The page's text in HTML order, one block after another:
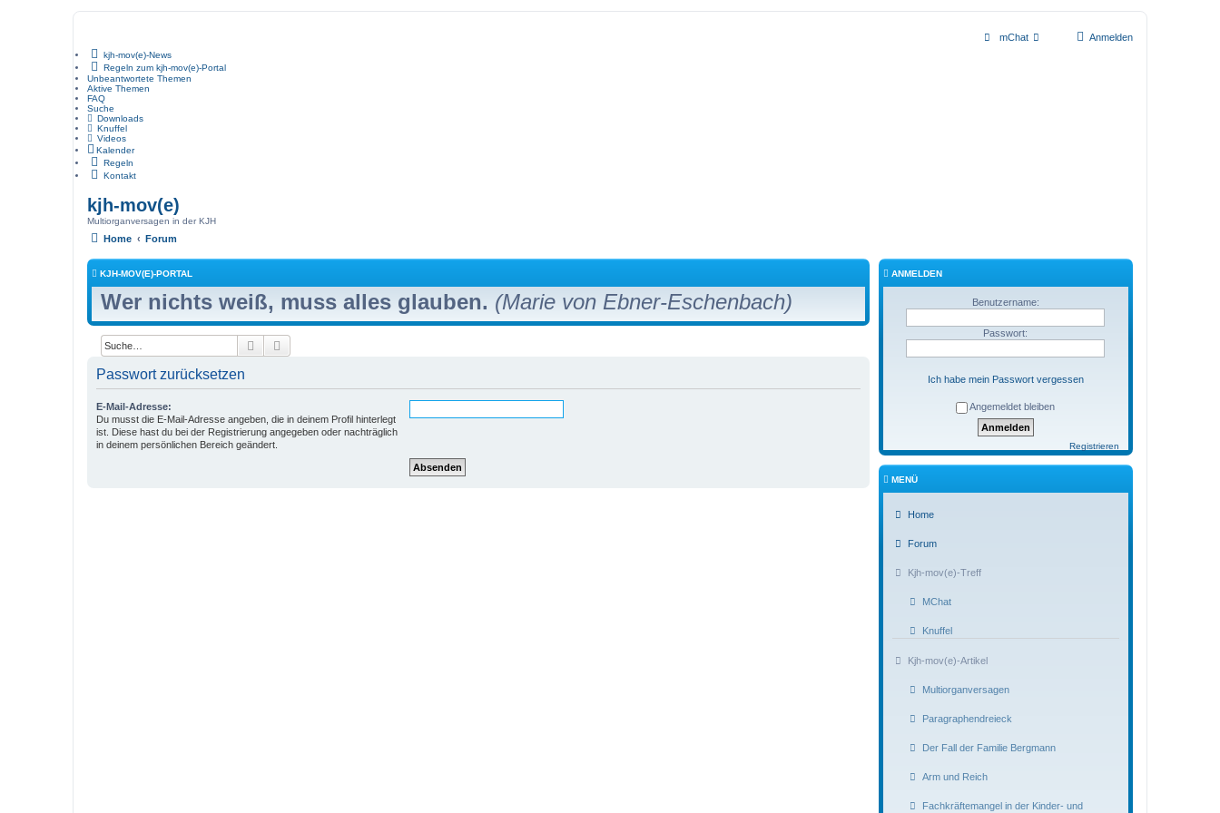
Anmelden
mChat
kjh-mov(e)-News
Regeln zum kjh-mov(e)-Portal
Unbeantwortete Themen
Aktive Themen
FAQ
Suche
Downloads
Knuffel
Videos
Kalender
Regeln
Kontakt
kjh-mov(e)
Multiorganversagen in der KJH
Home Forum
KJH-MOV(E)-PORTAL
Wer nichts weiß, muss alles glauben. (Marie von Ebner-Eschenbach)
Suche
Passwort zurücksetzen
E-Mail-Adresse:
Du musst die E-Mail-Adresse angeben, die in deinem Profil hinterlegt
ist. Diese hast du bei der Registrierung angegeben oder nachträglich
in deinem persönlichen Bereich geändert.
ANMELDEN
Benutzername:
Passwort:
Ich habe mein Passwort vergessen
Angemeldet bleiben
Registrieren
MENÜ
Home
Forum
Kjh-mov(e)-Treff
MChat
Knuffel
Kjh-mov(e)-Artikel
Multiorganversagen
Paragraphendreieck
Der Fall der Familie Bergmann
Arm und Reich
Fachkräftemangel in der Kinder- und